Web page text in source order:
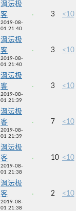
沨沄极
客
2019-08-
01 21:40
3 <10
沨沄极
客
2019-08-
01 21:40
3 <10
沨沄极
客
2019-08-
01 21:39
3 <10
沨沄极
客
2019-08-
01 21:39
7 <10
沨沄极
客
2019-08-
01 21:38
10 <10
沨沄极
客
2019-08-
01 21:38
2 <10